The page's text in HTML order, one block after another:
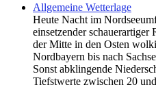
Allgemeine Wetterlage
Heute Nacht im
einsetzender
der Mitte in den Osten
Nordbayern bis nach
Sonst abklingende
Tiefstwerte zwischen 20